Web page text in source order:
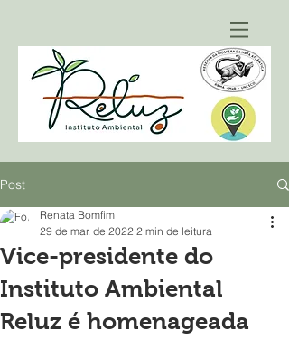
Post
Vice-presidente do
Instituto Ambiental
Reluz é homenageada
Renata Bomfim
29 de mar. de 2022 2 min de leitura